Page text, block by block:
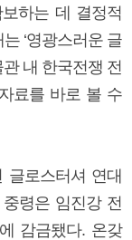
하는 데 결정적
‘영광스러운 글
내 한국전쟁 전
료를 바로 볼 수
글로스터셔 연대
령은 임진강 전
감금됐다. 온갖